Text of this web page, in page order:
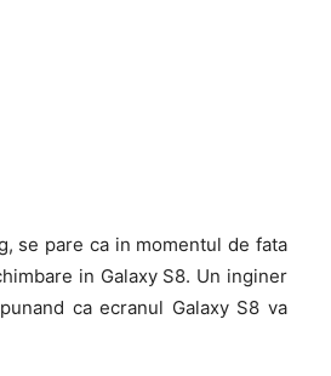
se pare ca in momentul de fata
in Galaxy S8. Un inginer
ca ecranul Galaxy S8 va